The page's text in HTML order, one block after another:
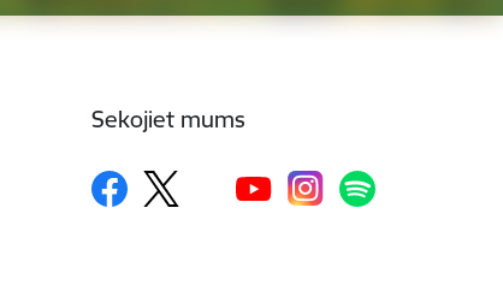
Sekojiet mums